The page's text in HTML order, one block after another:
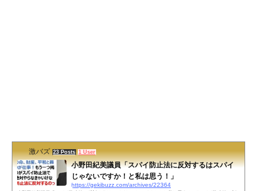
激バズ 23 Posts 1 User
小野田紀美議員「スパイ防止法に反対するはスパイ
じゃないですか！と私は思う！」
https://gekibuzz.com/archives/22364